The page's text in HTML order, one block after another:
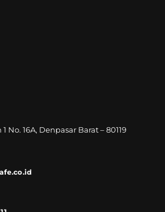
No. 16A, Denpasar Barat – 80119